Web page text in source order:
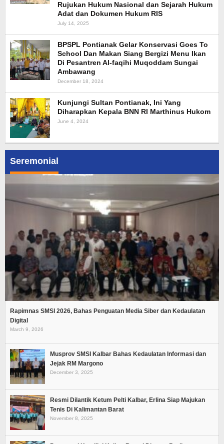
Seremonial
Rapimnas SMSI 2026, Bahas Penguatan Media Siber dan Kedaulatan
Digital
March 9, 2026
Musprov SMSI Kalbar Bahas Kedaulatan Informasi dan
Jejak RM Margono
December 3, 2025
Resmi Dilantik Ketum Pelti Kalbar, Erlina Siap Majukan
Tenis Di Kalimantan Barat
November 8, 2025
Rujukan Hukum Nasional dan Sejarah Hukum
Adat dan Dokumen Hukum RIS
July 14, 2025
BPSPL Pontianak Gelar Konservasi Goes To
School Dan Makan Siang Bergizi Menu Ikan
Di Pesantren Al-faqihi Muqoddam Sungai
Ambawang
December 18, 2024
Kunjungi Sultan Pontianak, Ini Yang
Diharapkan Kepala BNN RI Marthinus Hukom
June 4, 2024